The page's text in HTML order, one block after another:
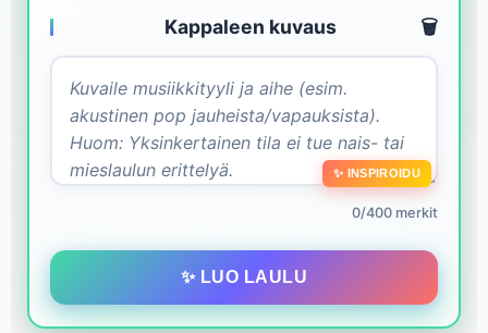
Kappaleen kuvaus 🗑️
✨ INSPIROIDU
0/400 merkit
✨ LUO LAULU